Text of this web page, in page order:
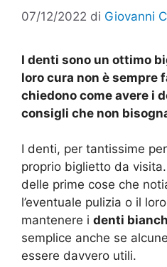
07/12/2022 di Giovanni
I denti sono un ottimo
loro cura non è sempre
chiedono come avere i
consigli che non
I denti, per tantissime
proprio biglietto da
delle prime cose che
l’eventuale pulizia o il
mantenere i denti
semplice anche se
essere davvero utili.